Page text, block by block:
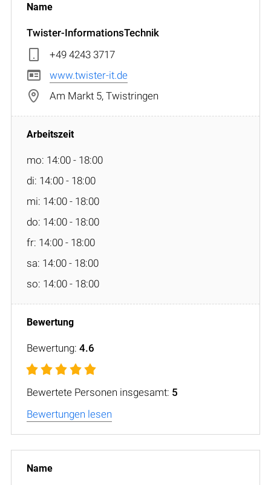
Twister-InformationsTechnik
+49 4243 3717
www.twister-it.de
Am Markt 5, Twistringen
mo: 14:00 - 18:00
di: 14:00 - 18:00
mi: 14:00 - 18:00
do: 14:00 - 18:00
fr: 14:00 - 18:00
sa: 14:00 - 18:00
so: 14:00 - 18:00
Bewertung: 4.6
Bewertete Personen insgesamt: 5
Bewertungen lesen